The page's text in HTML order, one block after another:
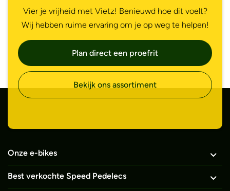
Vier je vrijheid met Vietz! Benieuwd hoe dit voelt?
Wij hebben ruime ervaring om je op weg te helpen!
Plan direct een proefrit
Bekijk ons assortiment
Onze e-bikes
Best verkochte Speed Pedelecs